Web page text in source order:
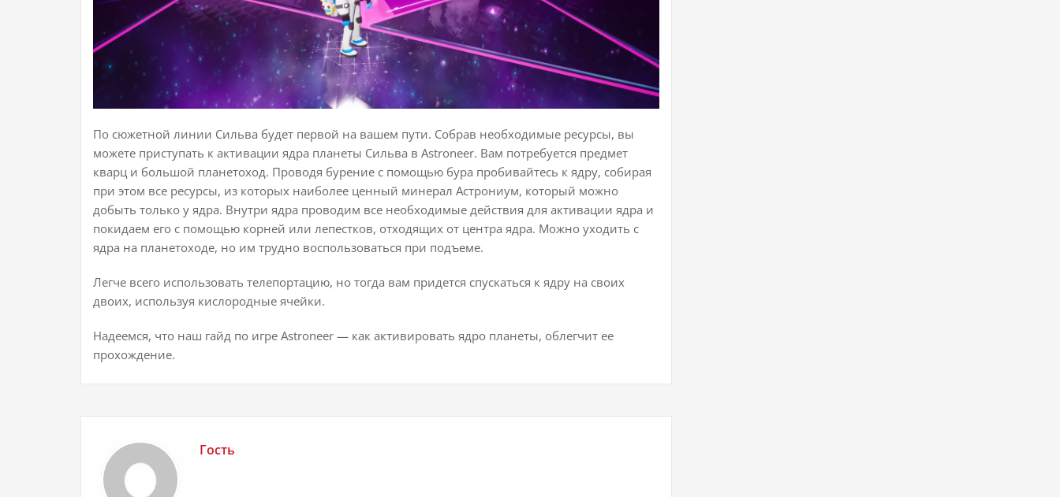
По сюжетной линии Сильва будет первой на вашем пути. Собрав необходимые ресурсы, вы
можете приступать к активации ядра планеты Сильва в Astroneer. Вам потребуется предмет
кварц и большой планетоход. Проводя бурение с помощью бура пробивайтесь к ядру, собирая
при этом все ресурсы, из которых наиболее ценный минерал Астрониум, который можно
добыть только у ядра. Внутри ядра проводим все необходимые действия для активации ядра и
покидаем его с помощью корней или лепестков, отходящих от центра ядра. Можно уходить с
ядра на планетоходе, но им трудно воспользоваться при подъеме.
Легче всего использовать телепортацию, но тогда вам придется спускаться к ядру на своих
двоих, используя кислородные ячейки.
Надеемся, что наш гайд по игре Astroneer — как активировать ядро планеты, облегчит ее
прохождение.
Гость